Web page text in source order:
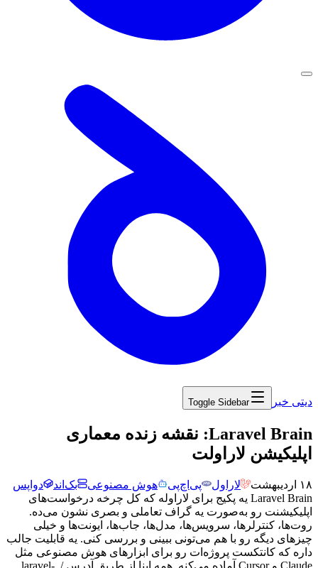
دیتی خبر Toggle Sidebar
‏Laravel Brain: نقشه زنده معماری
اپلیکیشن لاراولت
۱۸ اردیبهشت لاراول پی‌اچ‌پی هوش مصنوعی بک‌اند
دواپس
Laravel Brain یه پکیج برای لاراوله که کل چرخه درخواست‌های
اپلیکیشنت رو به‌صورت یه گراف تعاملی و بصری نشون می‌ده.
روت‌ها، کنترلرها، سرویس‌ها، مدل‌ها، جاب‌ها، ایونت‌ها و خیلی
چیزهای دیگه رو با هم می‌تونی ببینی و بررسی کنی. یه قابلیت جالب
داره که کانتکست پروژه‌ات رو برای ابزارهای هوش مصنوعی مثل
Claude و Cursor آماده می‌کنه. همه اینا از طریق آدرس /_
laravel-